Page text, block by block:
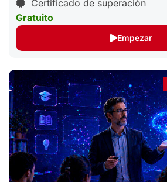
Certificado de superación
Gratuito
Empezar